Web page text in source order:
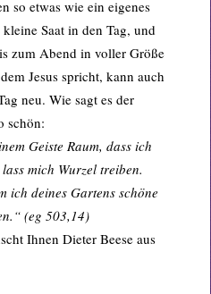
so etwas wie ein eigenes
Saat in den Tag, und
zum Abend in voller Größe
Jesus spricht, kann auch
neu. Wie sagt es der
schön:
Geiste Raum, dass ich
mich Wurzel treiben.
ich deines Gartens schöne
(eg 503,14)
Ihnen Dieter Beese aus